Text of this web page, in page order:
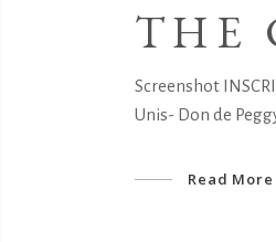
THE
Screenshot
Unis- Don de
Read More